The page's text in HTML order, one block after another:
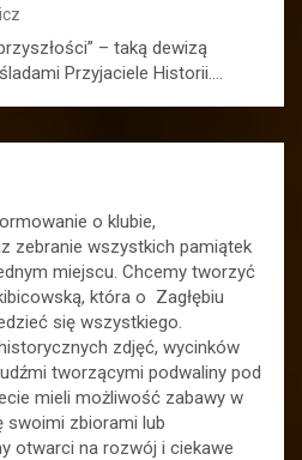
– taką dewizą
Przyjaciele Historii.…
o klubie,
zebranie wszystkich pamiątek
miejscu. Chcemy tworzyć
która o Zagłębiu
się wszystkiego.
zdjęć, wycinków
tworzącymi podwaliny pod
mieli możliwość zabawy w
swoimi zbiorami lub
otwarci na rozwój i ciekawe